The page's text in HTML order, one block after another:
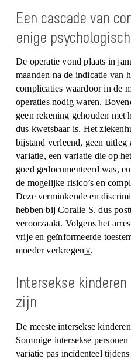
Een cascade van
enige
De operatie vond plaats in
maanden na de indicatie van
complicaties waardoor in de
operaties nodig waren.
geen rekening gehouden
dus kwetsbaar is. Het
bijstand verleend, geen uitleg
variatie, een variatie die op
goed gedocumenteerd was,
de mogelijke risico’s en
Deze verminkende en
hebben bij Coralie S. dus
veroorzaakt. Volgens het
vrije en geïnformeerde
moeder verkregeniv.
Intersekse
zijn
De meeste intersekse
Sommige intersekse
variatie pas incidenteel